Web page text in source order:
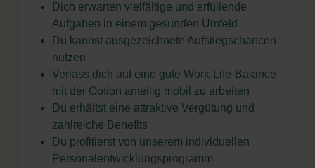
Dich erwarten vielfältige und erfüllende
Aufgaben in einem gesunden Umfeld
Du kannst ausgezeichnete Aufstiegschancen
nutzen
Verlass dich auf eine gute Work-Life-Balance
mit der Option anteilig mobil zu arbeiten
Du erhältst eine attraktive Vergütung und
zahlreiche Benefits
Du profitierst von unserem individuellen
Personalentwicklungsprogramm